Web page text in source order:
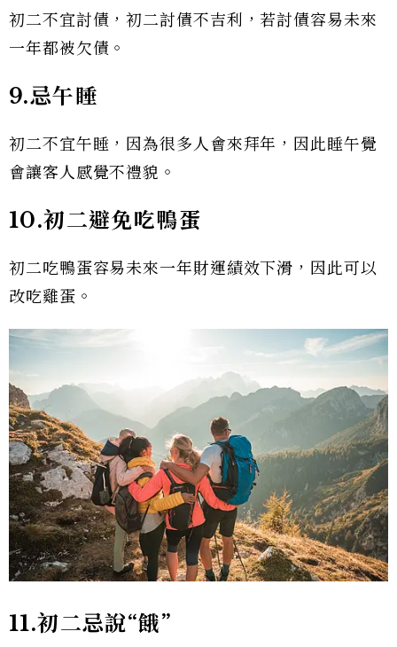
初二不宜討債，初二討債不吉利，若討債容易未來
一年都被欠債。
9.忌午睡
初二不宜午睡，因為很多人會來拜年，因此睡午覺
會讓客人感覺不禮貌。
10.初二避免吃鴨蛋
初二吃鴨蛋容易未來一年財運績效下滑，因此可以
改吃雞蛋。
11.初二忌說“餓”